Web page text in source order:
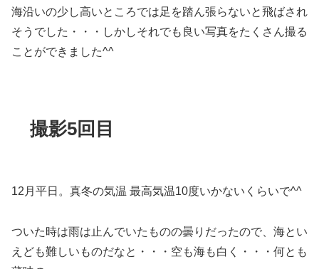
海沿いの少し高いところでは足を踏ん張らないと飛ばされ
そうでした・・・しかしそれでも良い写真をたくさん撮る
ことができました^^
撮影5回目
12月平日。真冬の気温 最高気温10度いかないくらいで^^
ついた時は雨は止んでいたものの曇りだったので、海とい
えども難しいものだなと・・・空も海も白く・・・何とも